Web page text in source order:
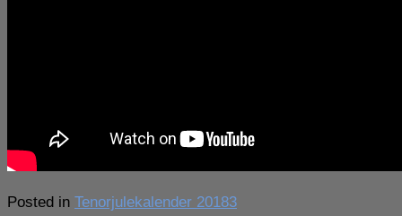
Posted in Tenorjulekalender 20183